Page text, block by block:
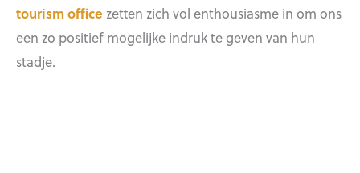
tourism office zetten zich vol enthousiasme in om ons
een zo positief mogelijke indruk te geven van hun
stadje.